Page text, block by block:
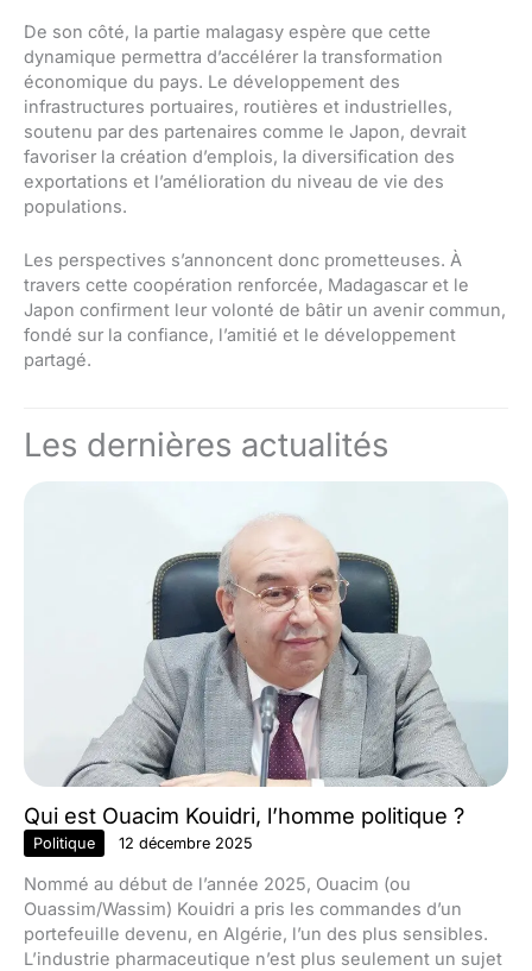
De son côté, la partie malagasy espère que cette
dynamique permettra d’accélérer la transformation
économique du pays. Le développement des
infrastructures portuaires, routières et industrielles,
soutenu par des partenaires comme le Japon, devrait
favoriser la création d’emplois, la diversification des
exportations et l’amélioration du niveau de vie des
populations.
Les perspectives s’annoncent donc prometteuses. À
travers cette coopération renforcée, Madagascar et le
Japon confirment leur volonté de bâtir un avenir commun,
fondé sur la confiance, l’amitié et le développement
partagé.
Les dernières actualités
Qui est Ouacim Kouidri, l’homme politique ?
Politique 12 décembre 2025
Nommé au début de l’année 2025, Ouacim (ou
Ouassim/Wassim) Kouidri a pris les commandes d’un
portefeuille devenu, en Algérie, l’un des plus sensibles.
L’industrie pharmaceutique n’est plus seulement un sujet